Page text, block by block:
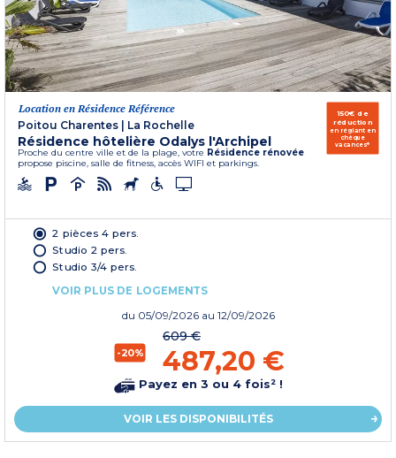
Location en Résidence Référence
Poitou Charentes | La Rochelle
Résidence hôtelière Odalys l'Archipel
Proche du centre ville et de la plage, votre Résidence rénovée
propose piscine, salle de fitness, accès WIFI et parkings.
150€ de
réduction
en réglant en
chèque
vacances*
2 pièces 4 pers.
Studio 2 pers.
Studio 3/4 pers.
VOIR PLUS DE LOGEMENTS
du 05/09/2026 au 12/09/2026
-20%
609 €
487,20 €
Payez en 3 ou 4 fois² !
VOIR LES DISPONIBILITÉS